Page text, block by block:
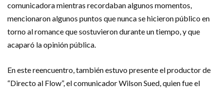
comunicadora mientras recordaban algunos momentos,
mencionaron algunos puntos que nunca se hicieron público en
torno al romance que sostuvieron durante un tiempo, y que
acaparó la opinión pública.
En este reencuentro, también estuvo presente el productor de
“Directo al Flow”, el comunicador Wilson Sued, quien fue el